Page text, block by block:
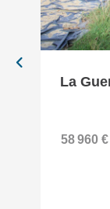
58 960 €